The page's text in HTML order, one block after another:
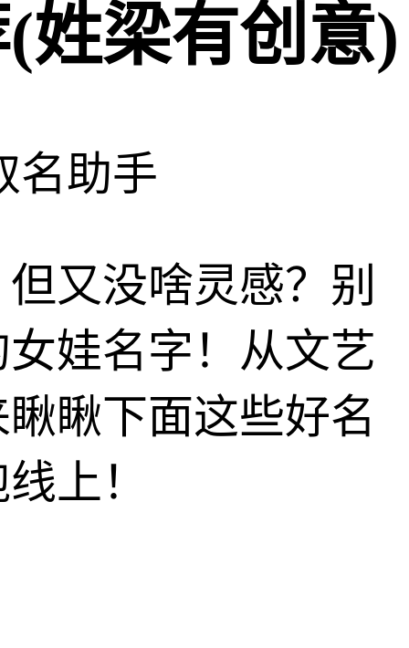
姓梁有创意)
名助手
又没啥灵感？别
娃名字！从文艺
瞅下面这些好名
上！